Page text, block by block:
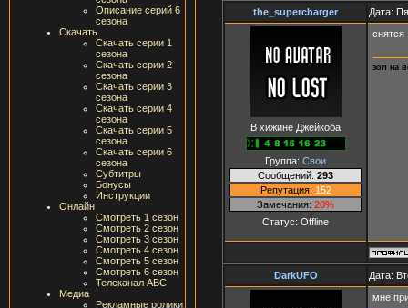
Описание серий 6
сезона
Скачать
Скачать серии 1
сезона
Скачать серии 2
сезона
Скачать серии 3
сезона
Скачать серии 4
сезона
Скачать серии 5
сезона
Скачать серии 6
сезона
Субтитры
Бонусы
Инструкции
Онлайн
Смотреть 1 сезон
Смотреть 2 сезон
Смотреть 3 сезон
Смотреть 4 сезон
Смотреть 5 сезон
Смотреть 6 сезон
Телеканал ABC
Медиа
Рекламные ролики
the_supercharger Дата:
В хижине Джейкоба
Группа: Свои
Сообщений: 293
Репутация: 152
Замечания: 20%
Статус: Offline
снятся
зол на
DarkUFO Дата:
мне